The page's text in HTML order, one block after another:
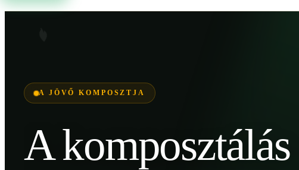
A JÖVŐ KOMPOSZTJA
A komposztálás